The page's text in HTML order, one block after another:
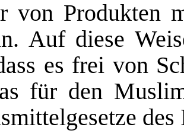
von Produkten
Auf diese
es frei von
für den